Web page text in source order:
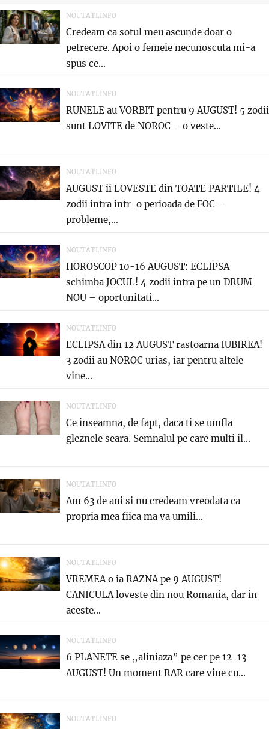
NOUTATI.INFO
Credeam ca sotul meu ascunde doar o
petrecere. Apoi o femeie necunoscuta mi-a
spus ce...
NOUTATI.INFO
RUNELE au VORBIT pentru 9 AUGUST! 5 zodii
sunt LOVITE de NOROC – o veste...
NOUTATI.INFO
AUGUST ii LOVESTE din TOATE PARTILE! 4
zodii intra intr-o perioada de FOC –
probleme,...
NOUTATI.INFO
HOROSCOP 10-16 AUGUST: ECLIPSA
schimba JOCUL! 4 zodii intra pe un DRUM
NOU – oportunitati...
NOUTATI.INFO
ECLIPSA din 12 AUGUST rastoarna IUBIREA!
3 zodii au NOROC urias, iar pentru altele
vine...
NOUTATI.INFO
Ce inseamna, de fapt, daca ti se umfla
gleznele seara. Semnalul pe care multi il...
NOUTATI.INFO
Am 63 de ani si nu credeam vreodata ca
propria mea fiica ma va umili...
NOUTATI.INFO
VREMEA o ia RAZNA pe 9 AUGUST!
CANICULA loveste din nou Romania, dar in
aceste...
NOUTATI.INFO
6 PLANETE se „aliniaza” pe cer pe 12-13
AUGUST! Un moment RAR care vine cu...
NOUTATI.INFO